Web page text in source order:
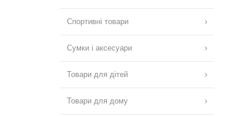
Спортивні товари
Сумки і аксесуари
Товари для дітей
Товари для дому